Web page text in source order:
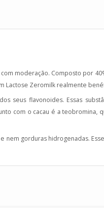
moderação. Composto por
Lactose Zeromilk realmente
flavonoides. Essas
com o cacau é a teobromina,
nem gorduras hidrogenadas.